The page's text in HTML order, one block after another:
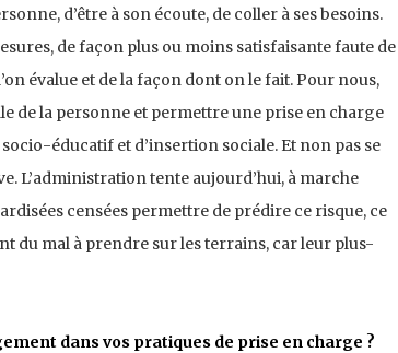
d’être à son écoute, de coller à ses besoins.
de façon plus ou moins satisfaisante faute de
évalue et de la façon dont on le fait. Pour nous,
de la personne et permettre une prise en charge
éducatif et d’insertion sociale. Et non pas se
L’administration tente aujourd’hui, à marche
censées permettre de prédire ce risque, ce
du mal à prendre sur les terrains, car leur plus-
dans vos pratiques de prise en charge ?